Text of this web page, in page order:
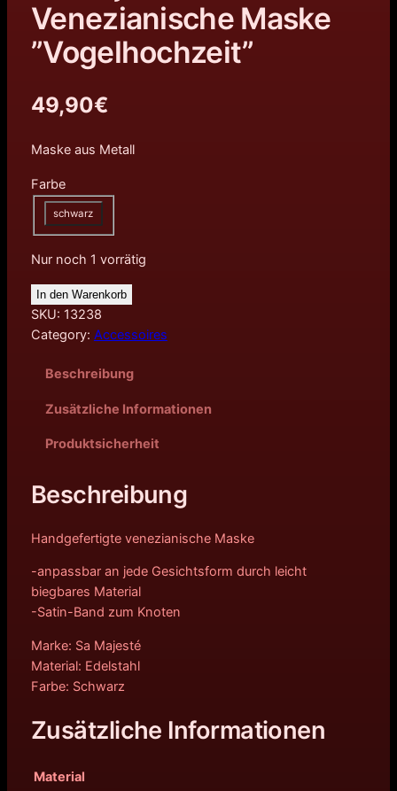
Venezianische Maske
”Vogelhochzeit”
49,90€
Maske aus Metall
Farbe
schwarz
Nur noch 1 vorrätig
In den Warenkorb
SKU: 13238
Category: Accessoires
Beschreibung
Zusätzliche Informationen
Produktsicherheit
Beschreibung
Handgefertigte venezianische Maske
-anpassbar an jede Gesichtsform durch leicht
biegbares Material
-Satin-Band zum Knoten
Marke: Sa Majesté
Material: Edelstahl
Farbe: Schwarz
Zusätzliche Informationen
Material